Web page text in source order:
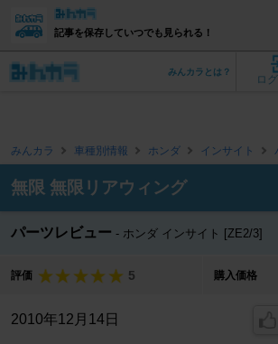
記事を保存していつでも見られる！
ロ
みんカラとは？
みんカラ 車種別情報 ホンダ インサイト
無限 無限リアウィング
パーツレビュー ホンダ インサイト [ZE2/3]
評価 5 購入価格
2010年12月14日